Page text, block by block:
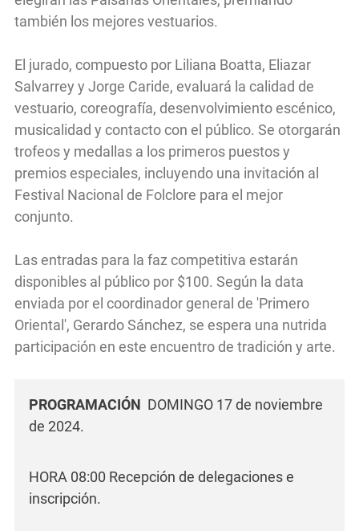
también los mejores vestuarios.
El jurado, compuesto por Liliana Boatta, Eliazar
Salvarrey y Jorge Caride, evaluará la calidad de
vestuario, coreografía, desenvolvimiento escénico,
musicalidad y contacto con el público. Se otorgarán
trofeos y medallas a los primeros puestos y
premios especiales, incluyendo una invitación al
Festival Nacional de Folclore para el mejor
conjunto.
Las entradas para la faz competitiva estarán
disponibles al público por $100. Según la data
enviada por el coordinador general de 'Primero
Oriental', Gerardo Sánchez, se espera una nutrida
participación en este encuentro de tradición y arte.
PROGRAMACIÓN DOMINGO 17 de noviembre
de 2024.
HORA 08:00 Recepción de delegaciones e
inscripción.